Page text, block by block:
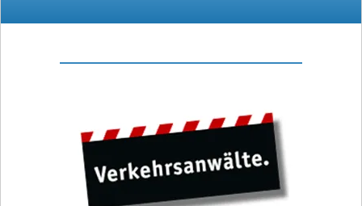
Nachrichten, Texte, Podcast, O-Töne,